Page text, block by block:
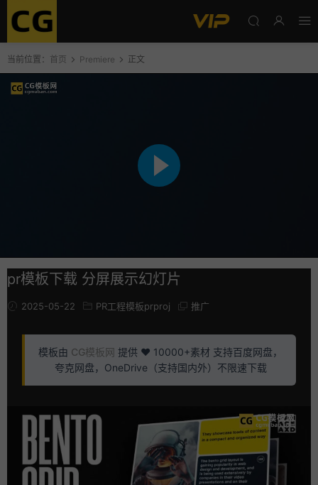
当前位置： 首页 Premiere 正文
pr模板下载 分屏展示幻灯片
2025-05-22 PR工程模板prproj 推广
模板由 CG模板网 提供 ❤️ 10000+素材 支持百度网盘，
夸克网盘，OneDrive（支持国内外）不限速下载